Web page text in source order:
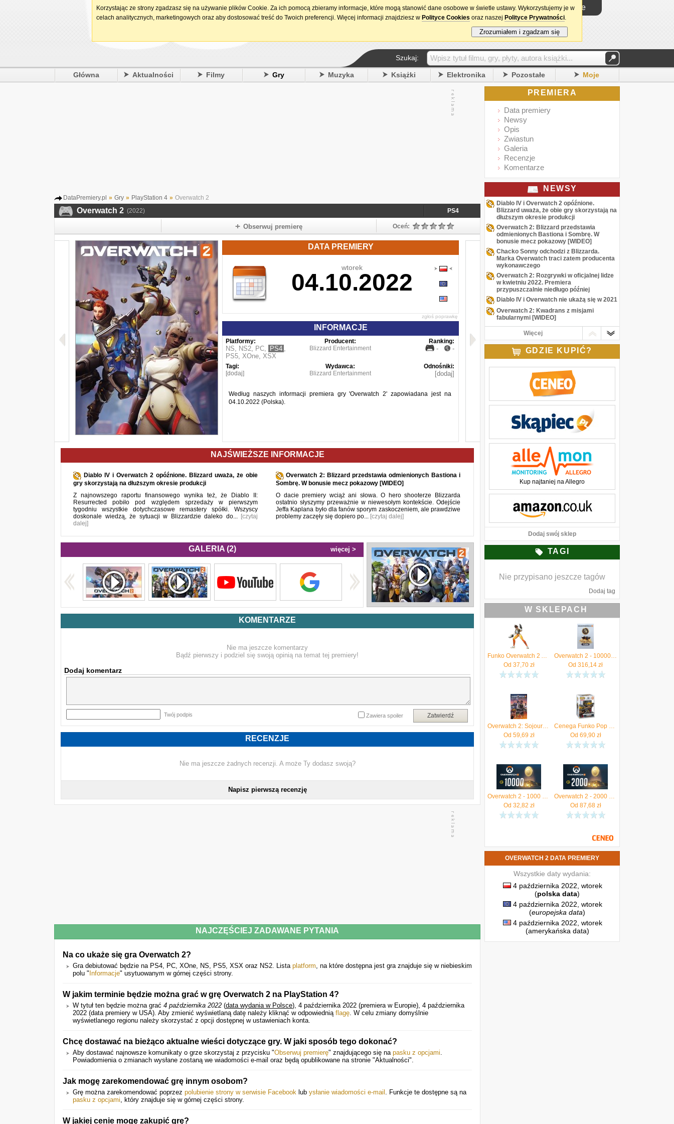
15. urodziny DataPremiery.pl Logowanie
Szukaj:
Główna Aktualności Filmy Gry Muzyka Książki Elektronika Pozostałe Moje
DataPremiery.pl » Gry » PlayStation 4 » Overwatch 2
Overwatch 2 (2022) PS4
Obserwuj premierę Oceń:
DATA PREMIERY
wtorek
04.10.2022
zgłoś poprawkę
INFORMACJE
Platformy:
NS, NS2, PC, PS4 ,
PS5, XOne, XSX
Producent:
Blizzard Entertainment
Ranking:
- -
Tagi:
[dodaj]
Wydawca:
Blizzard Entertainment
Odnośniki:
[dodaj]
Według naszych informacji premiera gry 'Overwatch 2' zapowiadana jest na
04.10.2022 (Polska).
NAJŚWIEŻSZE INFORMACJE
Diablo IV i Overwatch 2 opóźnione. Blizzard uważa, że obie
gry skorzystają na dłuższym okresie produkcji
Z najnowszego raportu finansowego wynika też, że Diablo II:
Resurrected pobiło pod względem sprzedaży w pierwszym
tygodniu wszystkie dotychczasowe remastery spółki. Wszyscy
doskonale wiedzą, że sytuacji w Blizzardzie daleko do... [czytaj
dalej]
Overwatch 2: Blizzard przedstawia odmienionych Bastiona i
Sombrę. W bonusie mecz pokazowy [WIDEO]
O dacie premiery wciąż ani słowa. O hero shooterze Blizzarda
ostatnio słyszymy przeważnie w niewesołym kontekście. Odejście
Jeffa Kaplana było dla fanów sporym zaskoczeniem, ale prawdziwe
problemy zaczęły się dopiero po... [czytaj dalej]
GALERIA (2) więcej >
KOMENTARZE
Nie ma jeszcze komentarzy
Bądź pierwszy i podziel się swoją opinią na temat tej premiery!
Dodaj komentarz
Twój podpis Zatwierdź
Zawiera spoiler
RECENZJE
Nie ma jeszcze żadnych recenzji. A może Ty dodasz swoją?
Napisz pierwszą recenzję
NAJCZĘŚCIEJ ZADAWANE PYTANIA
Na co ukaże się gra Overwatch 2?
Gra debiutować będzie na PS4, PC, XOne, NS, PS5, XSX oraz NS2. Lista platform, na które dostępna jest gra znajduje się w niebieskim
polu " Informacje" usytuowanym w górnej części strony.
W jakim terminie będzie można grać w grę Overwatch 2 na PlayStation 4?
W tytuł ten będzie można grać 4 października 2022 (data wydania w Polsce), 4 października 2022 (premiera w Europie), 4 października
2022 (data premiery w USA). Aby zmienić wyświetlaną datę należy kliknąć w odpowiednią flagę. W celu zmiany domyślnie
wyświetlanego regionu należy skorzystać z opcji dostępnej w ustawieniach konta.
Chcę dostawać na bieżąco aktualne wieści dotyczące gry. W jaki sposób tego dokonać?
Aby dostawać najnowsze komunikaty o grze skorzystaj z przycisku "Obserwuj premierę" znajdującego się na pasku z opcjami.
Powiadomienia o zmianach wysłane zostaną we wiadomości e-mail oraz będą opublikowane na stronie "Aktualności".
Jak mogę zarekomendować grę innym osobom?
Grę można zarekomendować poprzez polubienie strony w serwisie Facebook lub ysłanie wiadomości e-mail . Funkcje te dostępne są na
pasku z opcjami, który znajduje się w górnej części strony.
W jakiej cenie mogę zakupić grę?
PREMIERA
Data premiery
Newsy
Opis
Zwiastun
Galeria
Recenzje
Komentarze
NEWSY
Diablo IV i Overwatch 2 opóźnione.
Blizzard uważa, że obie gry skorzystają na
dłuższym okresie produkcji
Overwatch 2: Blizzard przedstawia
odmienionych Bastiona i Sombrę. W
bonusie mecz pokazowy [WIDEO]
Chacko Sonny odchodzi z Blizzarda.
Marka Overwatch traci zatem producenta
wykonawczego
Overwatch 2: Rozgrywki w oficjalnej lidze
w kwietniu 2022. Premiera
przypuszczalnie niedługo później
Diablo IV i Overwatch nie ukażą się w 2021
Overwatch 2: Kwadrans z misjami
fabularnymi [WIDEO]
Overwatch 2: Jeff Kaplan twierdzi, że
wczesne przecieki niszczą ducha twórców
Overwatch 2: Rozgrywka z trybów PvE i
PvP [WIDEO]
chociaż połączona z „jedynką” [WIDEO]
Więcej
GDZIE KUPIĆ?
Kup najtaniej na Allegro
Dodaj swój sklep
TAGI
Nie przypisano jeszcze tagów
Dodaj tag
W SKLEPACH
Funko Overwatch 2 Action Figure Tracer 13cm
Od 37,70zł
Overwatch 2 - 10000 (+1600 Bonus) monet (Xbox)
Od 316,14 zł
Overwatch 2: Sojourn Temi Oh
Od 59,69 zł
Cenega Funko Pop Overwatch 2 Cassidy 904
Od 69,90zł
Overwatch 2 - 1000 Overwatch Coins (Xbox)
Od 32,82 zł
Overwatch 2 - 2000 Overwatch Coins (Xbox)
Od 87,68zł
OVERWATCH 2 DATA PREMIERY
Wszystkie daty wydania:
4 października 2022, wtorek
(polska data)
4 października 2022, wtorek
(europejska data)
4 października 2022, wtorek
(amerykańska data)
Korzystając ze strony zgadzasz się na używanie plików Cookie. Za ich pomocą zbieramy informacje, które mogą stanowić dane osobowe w świetle ustawy. Wykorzystujemy je w
celach analitycznych, marketingowych oraz aby dostosować treść do Twoich preferencji. Więcej informacji znajdziesz w Polityce Cookies oraz naszej Polityce Prywatności.
Zrozumiałem i zgadzam się